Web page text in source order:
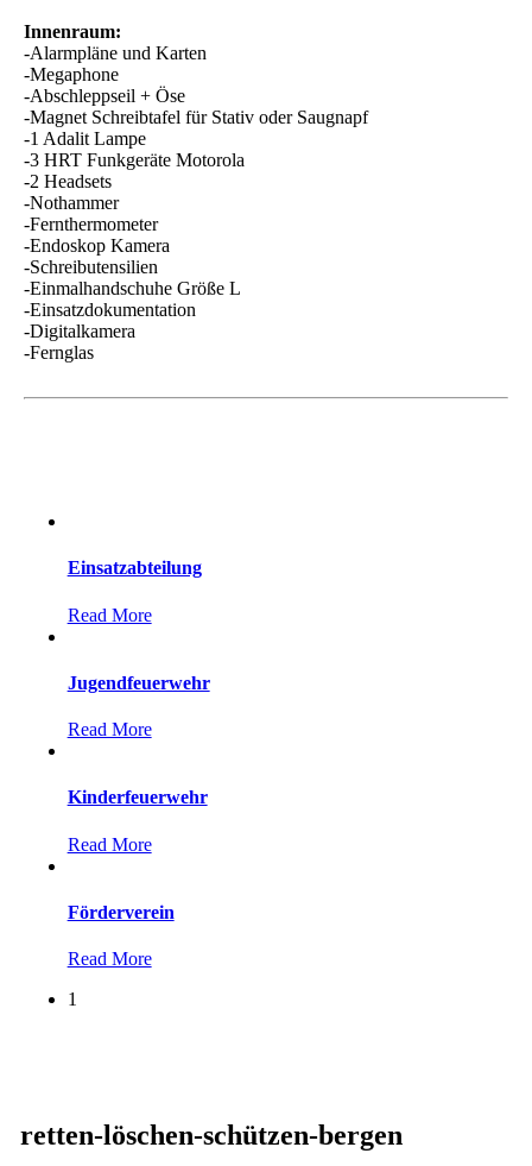
Innenraum:
-Alarmpläne und Karten
-Megaphone
-Abschleppseil + Öse
-Magnet Schreibtafel für Stativ oder Saugnapf
-1 Adalit Lampe
-3 HRT Funkgeräte Motorola
-2 Headsets
-Nothammer
-Fernthermometer
-Endoskop Kamera
-Schreibutensilien
-Einmalhandschuhe Größe L
-Einsatzdokumentation
-Digitalkamera
-Fernglas
Einsatzabteilung
Read More
Jugendfeuerwehr
Read More
Kinderfeuerwehr
Read More
Förderverein
Read More
1
retten-löschen-schützen-bergen